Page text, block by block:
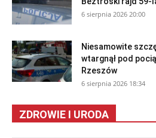
6 sierpnia 2026 20:00
Niesamowite
wtargnął pod
Rzeszów
6 sierpnia 2026 18:34
ZDROWIE I URODA